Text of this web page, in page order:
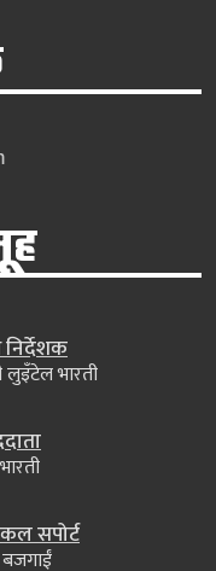
निर्देशक
भारती
सपोर्ट